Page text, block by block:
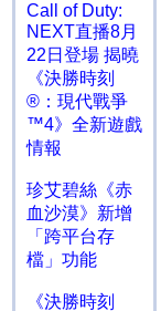
Call of Duty:
NEXT直播8月
22日登場 揭曉
《決勝時刻
®：現代戰爭
™4》全新遊戲
情報
珍艾碧絲《赤
血沙漠》新增
「跨平台存
檔」功能
《決勝時刻